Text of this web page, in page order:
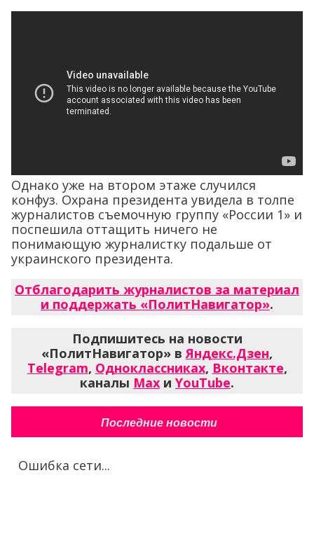
Однако уже на втором этаже случился
конфуз. Охрана президента увидела в толпе
журналистов съемочную группу «России 1» и
поспешила оттащить ничего не
понимающую журналистку подальше от
украинского президента.
Отблагодарить журналистов за материал
и поддержать «ПолитНавигатор».
Подпишитесь на новости
«ПолитНавигатор» вЯндекс.Дзен,
Telegram, Одноклассниках, Вконтакте,
каналы Max и YouTube.
Последние новости
Ошибка сети...